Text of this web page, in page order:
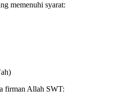
memenuhi syarat:
firman Allah SWT: